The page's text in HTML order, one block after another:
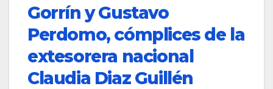
Gorrín y Gustavo
Perdomo, cómplices de la
extesorera nacional
Claudia Diaz Guillén